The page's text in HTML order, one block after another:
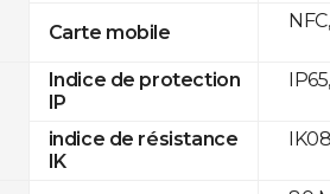
Carte mobile
Indice de protection
IP
indice de résistance
IK